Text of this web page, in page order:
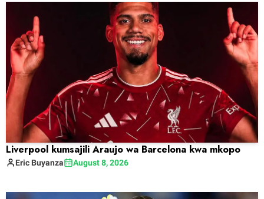
Liverpool kumsajili Araujo wa Barcelona kwa mkopo
Eric Buyanza August 8, 2026